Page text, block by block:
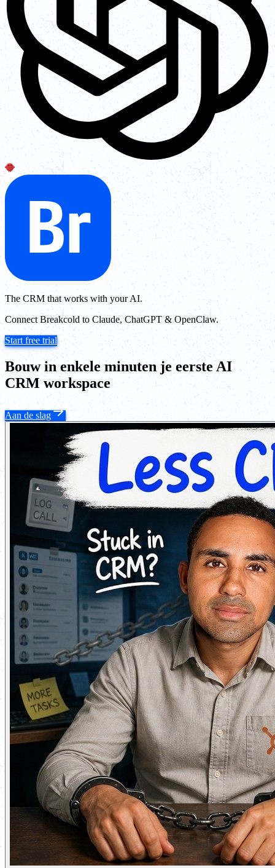
The CRM that works with your AI.
Connect Breakcold to Claude, ChatGPT & OpenClaw.
Start free trial
Bouw in enkele minuten je eerste AI
CRM workspace
Aan de slag